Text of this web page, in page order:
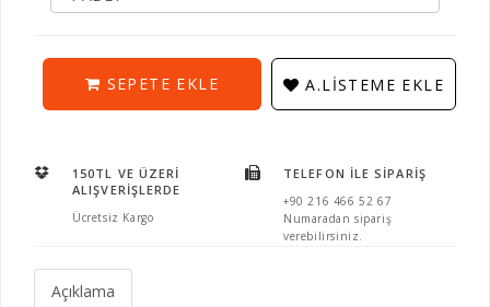
SEPETE EKLE A.LISTEME EKLE
150TL VE ÜZERI
ALIŞVERIŞLERDE
Ücretsiz Kargo
TELEFON İLE SIPARIŞ
+90 216 466 52 67
Numaradan sipariş
verebilirsiniz.
Açıklama